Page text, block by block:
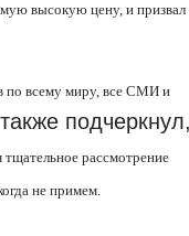
высокую цену, и призвал
по всему миру, все СМИ и
подчеркнул,
рассмотрение
не примем.